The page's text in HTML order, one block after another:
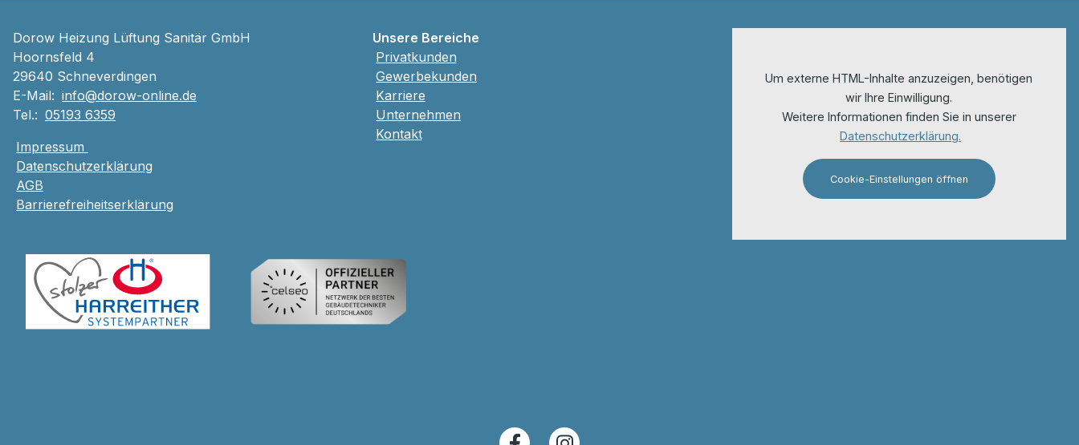
Dorow Heizung Lüftung Sanitär GmbH
Hoornsfeld 4
29640 Schneverdingen
E-Mail: info@dorow-online.de
Tel.: 05193 6359
Impressum
Datenschutzerklärung
AGB
Barrierefreiheitserklärung
Unsere Bereiche
Privatkunden
Gewerbekunden
Karriere
Unternehmen
Kontakt
Um externe HTML-Inhalte anzuzeigen, benötigen
wir Ihre Einwilligung.
Weitere Informationen finden Sie in unserer
Datenschutzerklärung.
Cookie-Einstellungen öffnen